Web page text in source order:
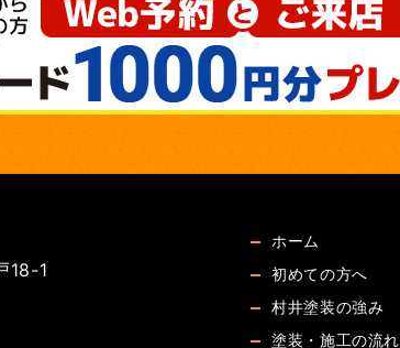
18-1
ホーム
初めての方へ
村井塗装の強み
塗装・施工の流れ